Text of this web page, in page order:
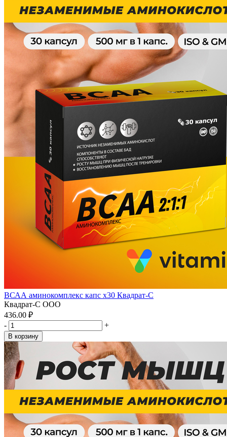
ВСАА аминокомплекс капс x30 Квадрат-С
Квадрат-С ООО
436.00 ₽
-
+
В корзину